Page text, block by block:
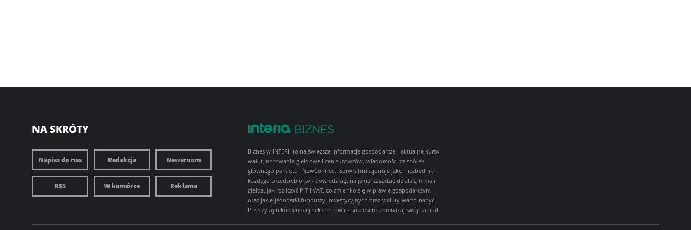
NA SKRÓTY
Napisz do nas Redakcja Newsroom
RSS W komórce Reklama
Biznes w INTERII to najświeższe informacje gospodarcze - aktualne kursy
walut, notowania giełdowe i cen surowców, wiadomości ze spółek
głównego parkietu i NewConnect. Serwis funkcjonuje jako niezbędnik
każdego przedsiębiorcy - dowiedz się, na jakiej zasadzie działają firma i
giełda, jak rozliczyć PIT i VAT, co zmieniło się w prawie gospodarczym
oraz jakie jednostki funduszy inwestycyjnych oraz waluty warto nabyć.
Przeczytaj rekomendacje ekspertów i z sukcesem pomnażaj swój kapitał.